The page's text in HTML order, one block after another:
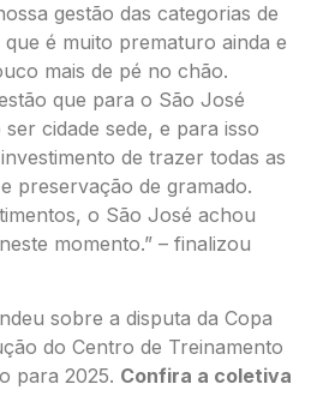
gestão das categorias de
que é muito prematuro ainda e
mais de pé no chão.
que para o São José
cidade sede, e para isso
de trazer todas as
preservação de gramado.
o São José achou
momento.” – finalizou
sobre a disputa da Copa
do Centro de Treinamento
para 2025. Confira a coletiva